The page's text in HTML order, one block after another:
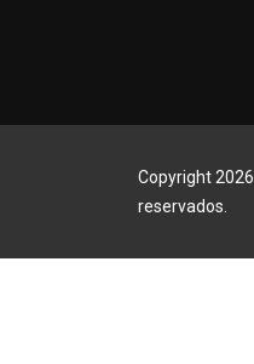
Copyright 2026
reservados.